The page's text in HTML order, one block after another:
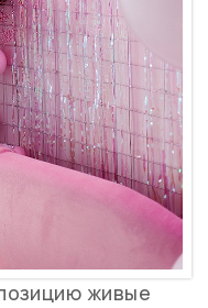
живые